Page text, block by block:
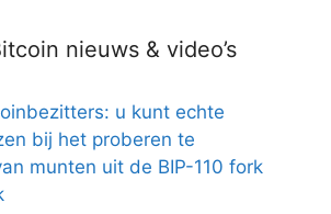
nieuws & video’s
u kunt echte
bij het proberen te
munten uit de BIP-110 fork